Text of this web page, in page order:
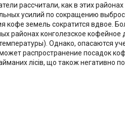
рассчитали, как в этих
усилий по сокращению
кофе земель сократится вдвое.
районах конголезское
Однако, опасаются
распространение посадок
лісів, що також негативно